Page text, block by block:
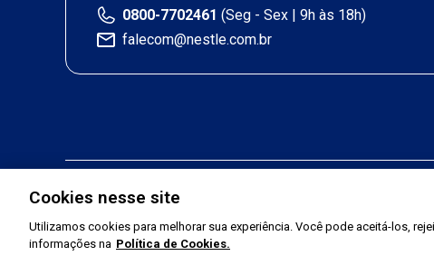
0800-7702461 (Seg - Sex | 9h às 18h)
falecom@nestle.com.br
Cookies nesse site
Utilizamos cookies para melhorar sua experiência. Você pode aceitá-los,
informações na Política de Cookies.